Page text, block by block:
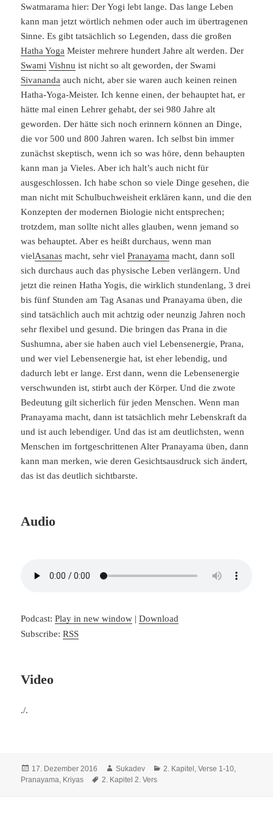
Swatmarama hier: Der Yogi lebt lange. Das lange Leben
kann man jetzt wörtlich nehmen oder auch im übertragenen
Sinne. Es gibt tatsächlich so Legenden, dass die großen
Hatha Yoga Meister mehrere hundert Jahre alt werden. Der
Swami Vishnu ist nicht so alt geworden, der Swami
Sivananda auch nicht, aber sie waren auch keinen reinen
Hatha-Yoga-Meister. Ich kenne einen, der behauptet hat, er
hätte mal einen Lehrer gehabt, der sei 980 Jahre alt
geworden. Der hätte sich noch erinnern können an Dinge,
die vor 500 und 800 Jahren waren. Ich selbst bin immer
zunächst skeptisch, wenn ich so was höre, denn behaupten
kann man ja Vieles. Aber ich halt’s auch nicht für
ausgeschlossen. Ich habe schon so viele Dinge gesehen, die
man nicht mit Schulbuchweisheit erklären kann, und die den
Konzepten der modernen Biologie nicht entsprechen;
trotzdem, man sollte nicht alles glauben, wenn jemand so
was behauptet. Aber es heißt durchaus, wenn man
vielAsanas macht, sehr vielPranayama macht, dann soll
sich durchaus auch das physische Leben verlängern. Und
jetzt die reinen Hatha Yogis, die wirklich stundenlang, 3 drei
bis fünf Stunden am Tag Asanas und Pranayama üben, die
sind tatsächlich auch mit achtzig oder neunzig Jahren noch
sehr flexibel und gesund. Die bringen das Prana in die
Sushumna, aber sie haben auch viel Lebensenergie, Prana,
und wer viel Lebensenergie hat, ist eher lebendig, und
dadurch lebt er lange. Erst dann, wenn die Lebensenergie
verschwunden ist, stirbt auch der Körper. Und die zwote
Bedeutung gilt sicherlich für jeden Menschen. Wenn man
Pranayama macht, dann ist tatsächlich mehr Lebenskraft da
und ist auch lebendiger. Und das ist am deutlichsten, wenn
Menschen im fortgeschrittenen Alter Pranayama üben, dann
kann man merken, wie deren Gesichtsausdruck sich ändert,
das ist das deutlich sichtbarste.
Audio
Podcast:Play in new window |Download
Subscribe:RSS
Video
./.
Veröffentlicht
am
17. Dezember 2016 Autor
Sukadev Kategorien
2. Kapitel, Verse 1-10,
Pranayama, Kriyas
Schlagwörter
2. Kapitel 2. Vers